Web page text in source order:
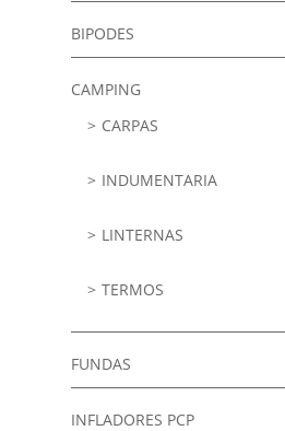
BIPODES
CAMPING
CARPAS
INDUMENTARIA
LINTERNAS
TERMOS
FUNDAS
INFLADORES PCP